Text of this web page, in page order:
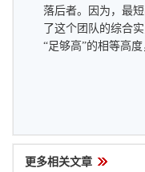
落后者。因为，最
了这个团队的综合
“足够高”的相等高
更多相关文章